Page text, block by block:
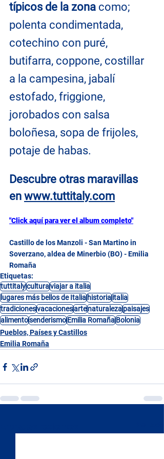
típicos de la zona como;
polenta condimentada,
cotechino con puré,
butifarra, coppone, costillar
a la campesina, jabalí
estofado, friggione,
jorobados con salsa
boloñesa, sopa de frijoles,
potaje de habas.
Descubre otras maravillas
en www.tuttitaly.com
"Click aquí para ver el album completo"
Castillo de los Manzoli - San Martino in
Soverzano, aldea de Minerbio (BO) - Emilia
Romaña
Etiquetas:
tuttitalyculturaviajar a italia
lugares más bellos de Italiahistoriaitalia
tradicionesvacacionesartenaturalezapaisajes
alimentosenderismoEmilia RomañaBolonia
Pueblos, Países y Castillos
Emilia Romaña